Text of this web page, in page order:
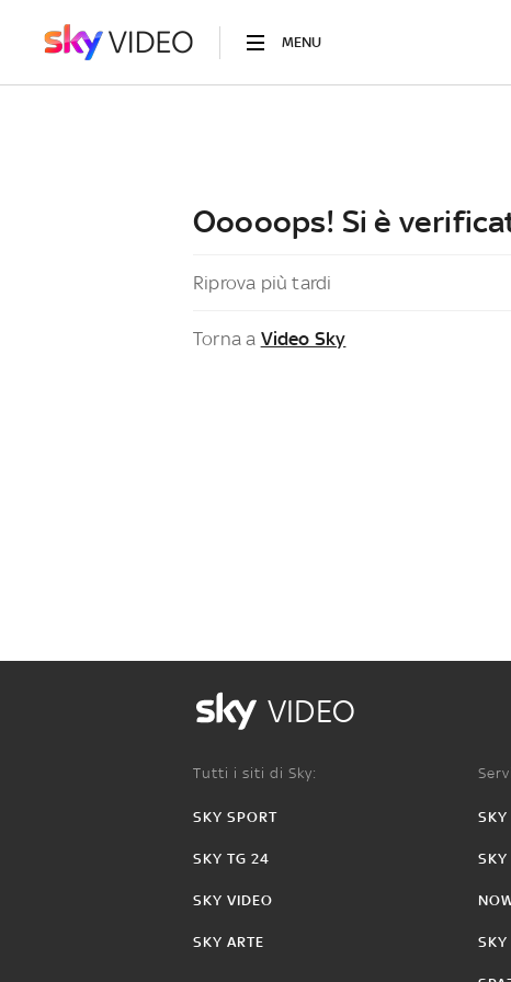
MENU
Ooooops! Si è
Riprova più tardi
Torna a Video Sky
VIDEO
Tutti i siti di Sky:
SKY SPORT
SKY TG 24
SKY VIDEO
SKY ARTE
SKY
SKY
SKY